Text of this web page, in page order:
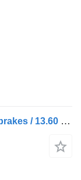
Jumbo 2B0032 / Stuuras / BPW / Drumbrakes / 13.60 / NL Trailer